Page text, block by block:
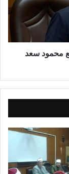
محمود سعد